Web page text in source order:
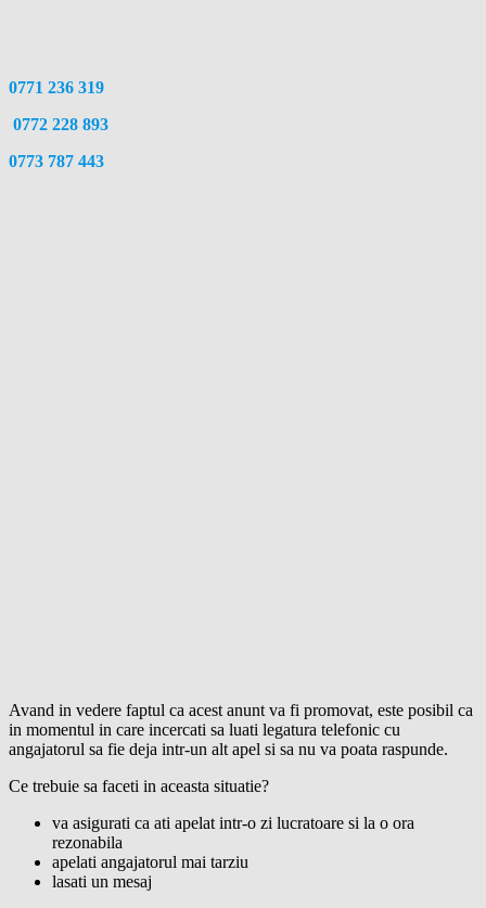
0771 236 319
0772 228 893
0773 787 443
Avand in vedere faptul ca acest anunt va fi promovat, este posibil ca
in momentul in care incercati sa luati legatura telefonic cu
angajatorul sa fie deja intr-un alt apel si sa nu va poata raspunde.
Ce trebuie sa faceti in aceasta situatie?
va asigurati ca ati apelat intr-o zi lucratoare si la o ora
rezonabila
apelati angajatorul mai tarziu
lasati un mesaj